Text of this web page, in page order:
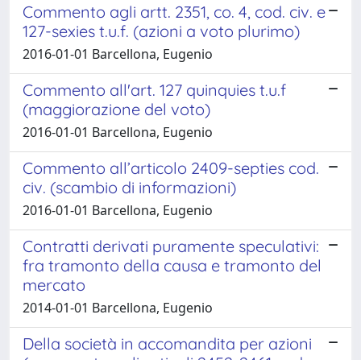
Commento agli artt. 2351, co. 4, cod. civ. e
127-sexies t.u.f. (azioni a voto plurimo)
2016-01-01 Barcellona, Eugenio
Commento all'art. 127 quinquies t.u.f
(maggiorazione del voto)
2016-01-01 Barcellona, Eugenio
Commento all’articolo 2409-septies cod.
civ. (scambio di informazioni)
2016-01-01 Barcellona, Eugenio
Contratti derivati puramente speculativi:
fra tramonto della causa e tramonto del
mercato
2014-01-01 Barcellona, Eugenio
Della società in accomandita per azioni